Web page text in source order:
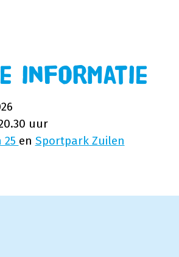
informatie
uur
en Sportpark Zuilen